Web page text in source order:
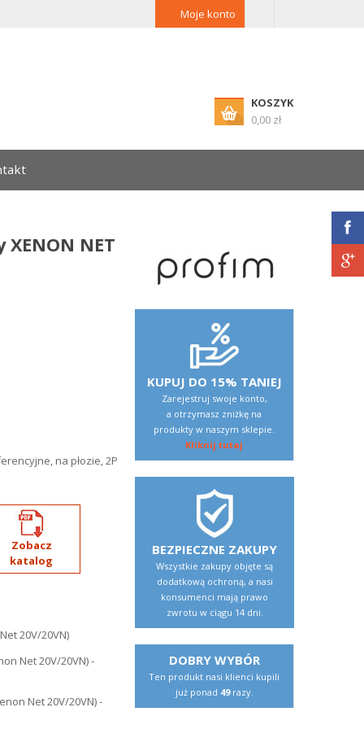
Moje konto
KOSZYK
0,00 zł
NET
na płozie, 2P
Zobacz
katalog
KUPUJ DO 15% TANIEJ
Zarejestruj swoje konto,
a otrzymasz zniżkę na
produkty w naszym sklepie.
Kliknij tutaj
BEZPIECZNE ZAKUPY
Wszystkie zakupy objęte są
dodatkową ochroną, a nasi
konsumenci mają prawo
zwrotu w ciągu 14 dni.
DOBRY WYBÓR
Ten produkt nasi klienci kupili
już ponad 49razy.